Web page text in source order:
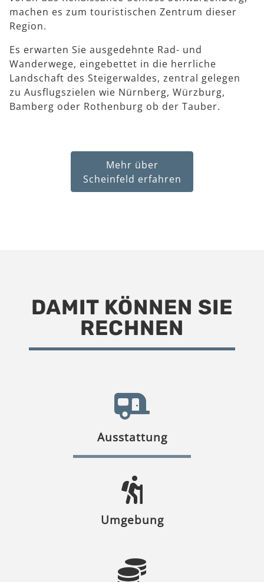
machen es zum touristischen Zentrum dieser
Region.
Es erwarten Sie ausgedehnte Rad- und
Wanderwege, eingebettet in die herrliche
Landschaft des Steigerwaldes, zentral gelegen
zu Ausflugszielen wie Nürnberg, Würzburg,
Bamberg oder Rothenburg ob der Tauber.
Mehr über
Scheinfeld erfahren
DAMIT KÖNNEN SIE
RECHNEN
Ausstattung
Umgebung